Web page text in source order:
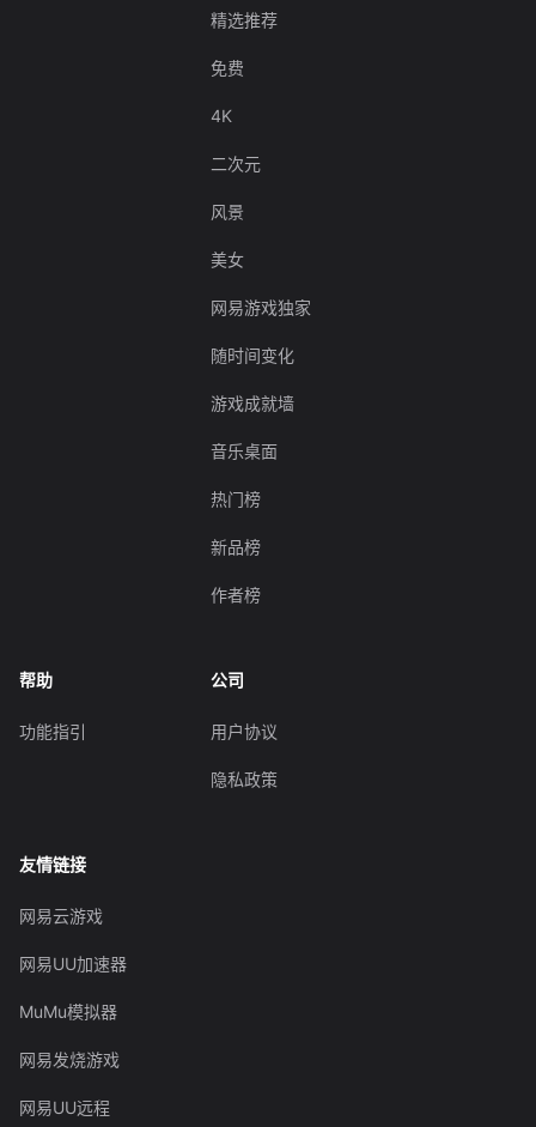
精选推荐
免费
4K
二次元
风景
美女
网易游戏独家
随时间变化
游戏成就墙
音乐桌面
热门榜
新品榜
作者榜
帮助
功能指引
公司
用户协议
隐私政策
友情链接
网易云游戏
网易UU加速器
MuMu模拟器
网易发烧游戏
网易UU远程